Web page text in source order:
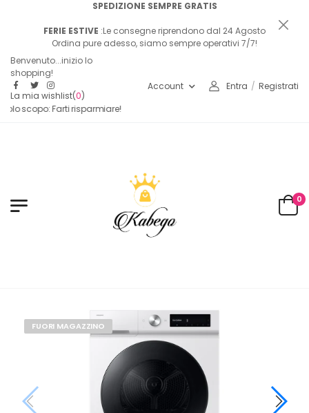
SPEDIZIONE SEMPRE GRATIS
FERIE ESTIVE :Le consegne riprendono dal 24 Agosto
Ordina pure adesso, siamo sempre operativi 7/7!
Benvenuto...inizio lo
shopping!
La mia wishlist(0)
scopo: Farti risparmiare!
Account Entra / Registrati
0
FUORI MAGAZZINO